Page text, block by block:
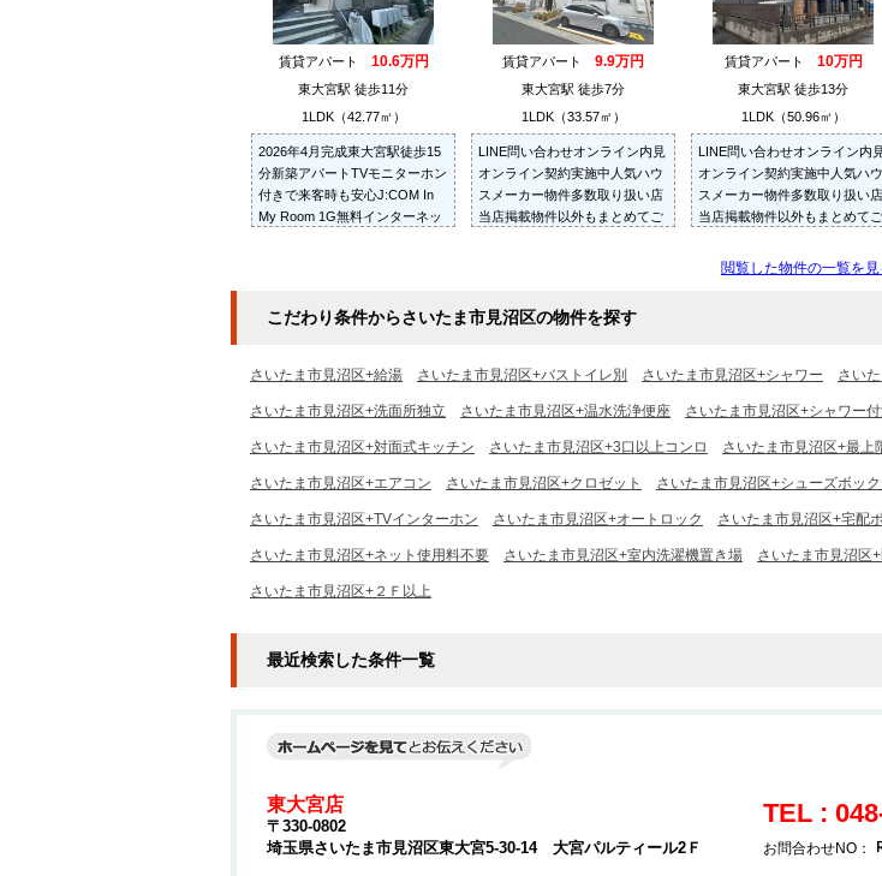
賃貸アパート 10.6万円
東大宮駅 徒歩11分
1LDK（42.77㎡）
2026年4月完成東大宮駅徒歩15
分新築アパートTVモニターホン
付きで来客時も安心J:COM In
My Room 1G無料インターネッ
賃貸アパート 9.9万円
東大宮駅 徒歩7分
1LDK（33.57㎡）
LINE問い合わせオンライン内見
オンライン契約実施中人気ハウ
スメーカー物件多数取り扱い店
当店掲載物件以外もまとめてご
賃貸アパート 10万円
東大宮駅 徒歩13分
1LDK（50.96㎡）
LINE問い合わせオンライン内見
オンライン契約実施中人気ハウ
スメーカー物件多数取り扱い店
当店掲載物件以外もまとめてご
お部屋を多数ご紹介させていた
閲覧した物件の一覧を見
こだわり条件からさいたま市見沼区の物件を探す
さいたま市見沼区+給湯 さいたま市見沼区+バストイレ別 さいたま市見沼区+シャワー さい
さいたま市見沼区+洗面所独立 さいたま市見沼区+温水洗浄便座 さいたま市見沼区+シャワー
さいたま市見沼区+対面式キッチン さいたま市見沼区+3口以上コンロ さいたま市見沼区+最上
さいたま市見沼区+エアコン さいたま市見沼区+クロゼット さいたま市見沼区+シューズボック
さいたま市見沼区+TVインターホン さいたま市見沼区+オートロック さいたま市見沼区+宅配
さいたま市見沼区+ネット使用料不要 さいたま市見沼区+室内洗濯機置き場 さいたま市見沼区
さいたま市見沼区+２Ｆ以上
最近検索した条件一覧
東大宮店
〒330-0802
埼玉県さいたま市見沼区東大宮5-30-14 大宮パルティール2Ｆ
TEL :
お問合わせNO：